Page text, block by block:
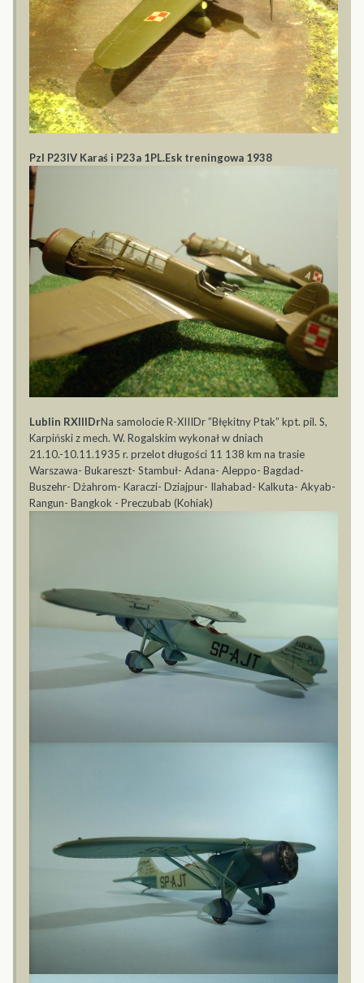
Pzl P23IV Karaś i P23a 1PL.Esk treningowa 1938
Lublin RXIIIDrNa samolocie R-XIIIDr ”Błękitny Ptak” kpt. pil. S,
Karpiński z mech. W. Rogalskim wykonał w dniach
21.10.-10.11.1935 r. przelot długości 11 138 km na trasie
Warszawa- Bukareszt- Stambuł- Adana- Aleppo- Bagdad-
Buszehr- Dżahrom- Karaczi- Dziajpur- Ilahabad- Kalkuta- Akyab-
Rangun- Bangkok - Preczubab (Kohiak)